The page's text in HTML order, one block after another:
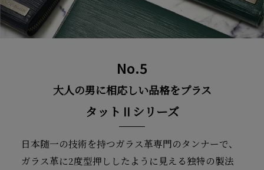
No.5
大人の男に相応しい品格をプラス
タットⅡシリーズ
日本随一の技術を持つガラス革専門のタンナーで、
ガラス革に2度型押ししたように見える独特の製法